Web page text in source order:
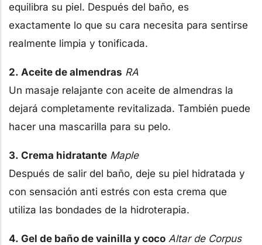
equilibra su piel. Después del baño, es
exactamente lo que su cara necesita para sentirse
realmente limpia y tonificada.
2. Aceite de almendras RA
Un masaje relajante con aceite de almendras la
dejará completamente revitalizada. También puede
hacer una mascarilla para su pelo.
3. Crema hidratante Maple
Después de salir del baño, deje su piel hidratada y
con sensación anti estrés con esta crema que
utiliza las bondades de la hidroterapia.
4. Gel de baño de vainilla y coco Altar de Corpus